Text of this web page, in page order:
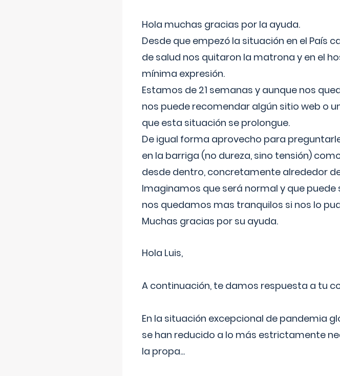
Hola muchas gracias por la ayuda.
Desde que empezó la situación en el País
de salud nos quitaron la matrona y en el
mínima expresión.
Estamos de 21 semanas y aunque nos
nos puede recomendar algún sitio web o
que esta situación se prolongue.
De igual forma aprovecho para
en la barriga (no dureza, sino tensión)
desde dentro, concretamente alrededor
Imaginamos que será normal y que
nos quedamos mas tranquilos si nos lo
Muchas gracias por su ayuda.
Hola Luis,
A continuación, te damos respuesta a tu
En la situación excepcional de pandemia
se han reducido a lo más estrictamente
la propa...